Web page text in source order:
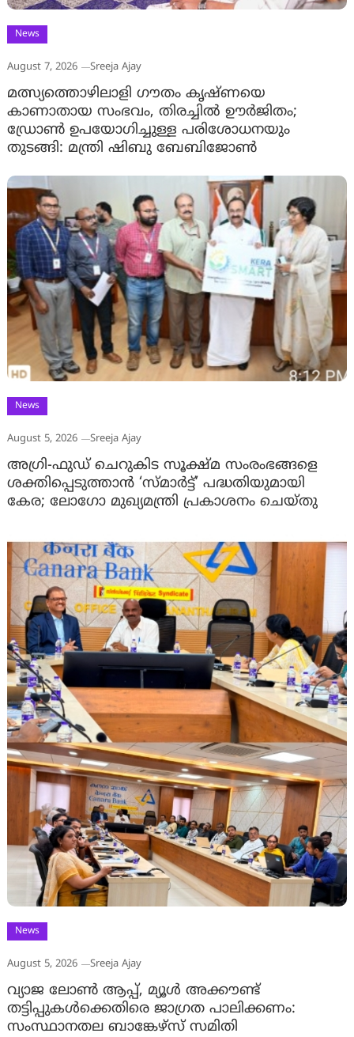
News
August 7, 2026 Sreeja Ajay
മത്സ്യത്തൊഴിലാളി ഗൗതം കൃഷ്ണയെ
കാണാതായ സംഭവം, തിരച്ചിൽ ഊർജിതം;
ഡ്രോണ്‍ ഉപയോഗിച്ചുള്ള പരിശോധനയും
തുടങ്ങി: മന്ത്രി ഷിബു ബേബിജോണ്‍
News
August 5, 2026 Sreeja Ajay
അഗ്രി-ഫുഡ് ചെറുകിട സൂക്ഷ്മ സംരംഭങ്ങളെ
ശക്തിപ്പെടുത്താന്‍ ‘സ്മാര്‍ട്ട്’ പദ്ധതിയുമായി
കേര; ലോഗോ മുഖ്യമന്ത്രി പ്രകാശനം ചെയ്തു
News
August 5, 2026 Sreeja Ajay
വ്യാജ ലോൺ ആപ്പ്, മ്യൂൾ അക്കൗണ്ട്
തട്ടിപ്പുകൾക്കെതിരെ ജാ​ഗ്രത പാലിക്കണം:
സംസ്ഥാനതല ബാങ്കേഴ്സ് സമിതി